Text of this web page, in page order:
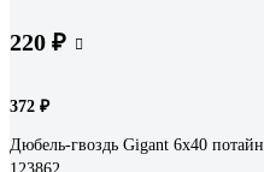
220 ₽
372 ₽
Дюбель-гвоздь Gigant 6x40